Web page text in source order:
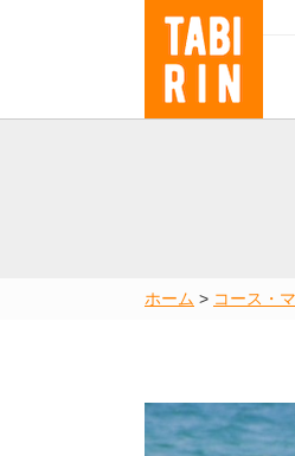
地図から検索
ホーム > コース・